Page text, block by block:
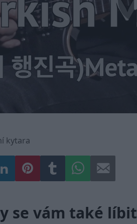
kytara
se vám také líbit